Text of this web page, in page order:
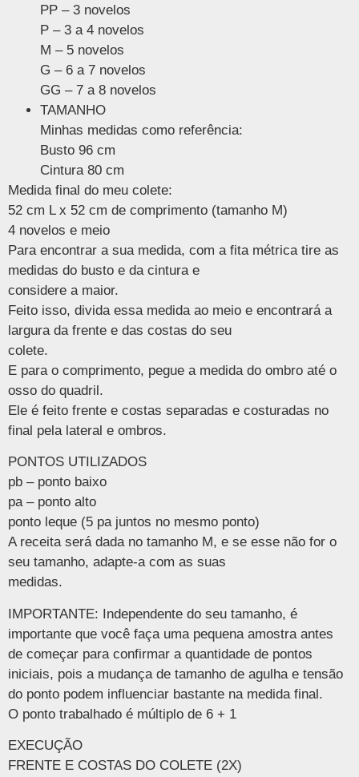
PP – 3 novelos
P – 3 a 4 novelos
M – 5 novelos
G – 6 a 7 novelos
GG – 7 a 8 novelos
TAMANHO
Minhas medidas como referência:
Busto 96 cm
Cintura 80 cm
Medida final do meu colete:
52 cm L x 52 cm de comprimento (tamanho M)
4 novelos e meio
Para encontrar a sua medida, com a fita métrica tire as
medidas do busto e da cintura e
considere a maior.
Feito isso, divida essa medida ao meio e encontrará a
largura da frente e das costas do seu
colete.
E para o comprimento, pegue a medida do ombro até o
osso do quadril.
Ele é feito frente e costas separadas e costuradas no
final pela lateral e ombros.
PONTOS UTILIZADOS
pb – ponto baixo
pa – ponto alto
ponto leque (5 pa juntos no mesmo ponto)
A receita será dada no tamanho M, e se esse não for o
seu tamanho, adapte-a com as suas
medidas.
IMPORTANTE: Independente do seu tamanho, é
importante que você faça uma pequena amostra antes
de começar para confirmar a quantidade de pontos
iniciais, pois a mudança de tamanho de agulha e tensão
do ponto podem influenciar bastante na medida final.
O ponto trabalhado é múltiplo de 6 + 1
EXECUÇÃO
FRENTE E COSTAS DO COLETE (2X)